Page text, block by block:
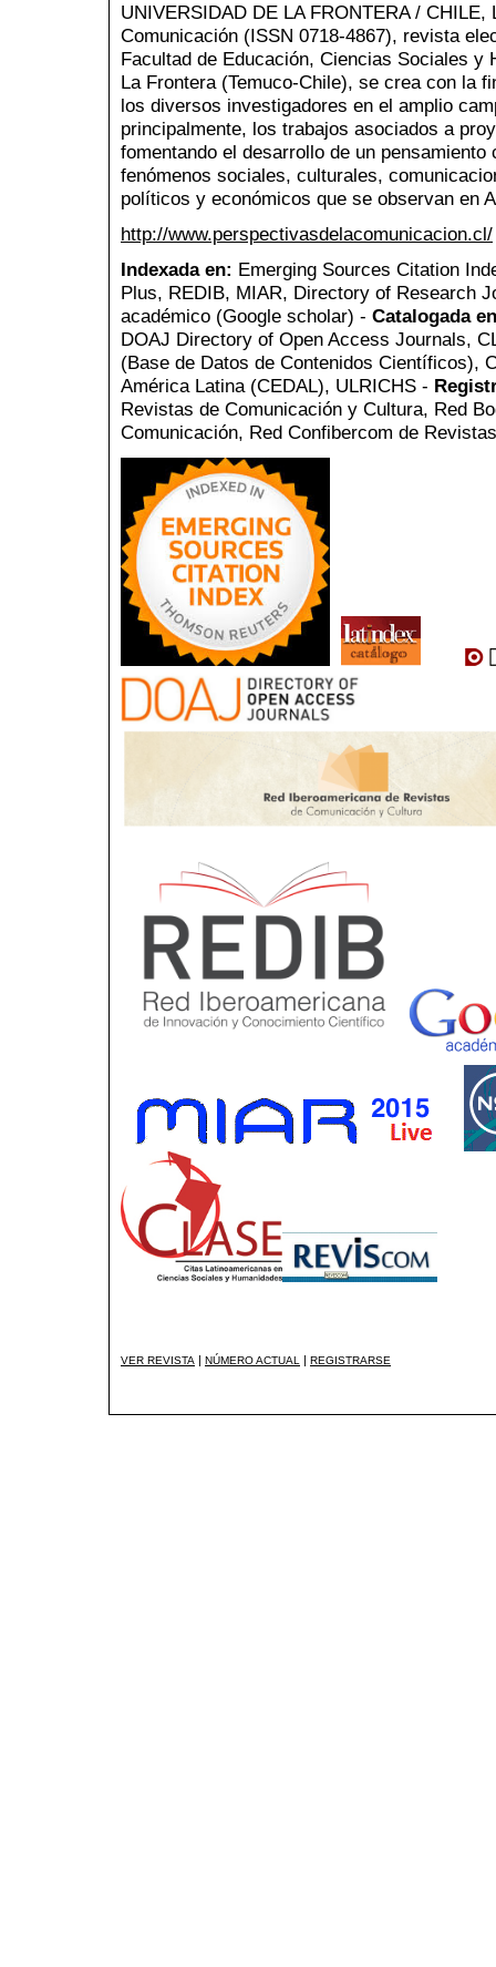
UNIVERSIDAD DE LA FRONTERA /
Comunicación (ISSN 0718-4867), revista
Facultad de Educación, Ciencias Sociales y
La Frontera (Temuco-Chile), se crea con la
los diversos investigadores en el amplio
principalmente, los trabajos asociados a
fomentando el desarrollo de un
fenómenos sociales, culturales,
políticos y económicos que se observan en
http://www.perspectivasdelacomunicacion.cl/
Indexada en: Emerging Sources Citation
Plus, REDIB, MIAR, Directory of Research
académico (Google scholar) - Catalogada
DOAJ Directory of Open Access Journals,
(Base de Datos de Contenidos Científicos),
América Latina (CEDAL), ULRICHS -
Revistas de Comunicación y Cultura, Red
Comunicación, Red Confibercom de
VER REVISTA | NÚMERO ACTUAL | REGISTRARSE